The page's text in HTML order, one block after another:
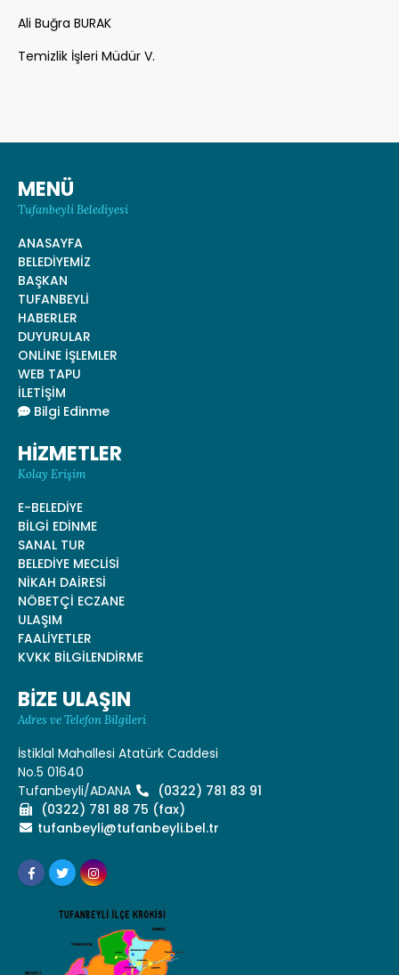
Ali Buğra BURAK
Temizlik İşleri Müdür V.
MENÜ
Tufanbeyli Belediyesi
ANASAYFA
BELEDİYEMİZ
BAŞKAN
TUFANBEYLİ
HABERLER
DUYURULAR
ONLİNE İŞLEMLER
WEB TAPU
İLETİŞİM
Bilgi Edinme
HİZMETLER
Kolay Erişim
E-BELEDİYE
BİLGİ EDİNME
SANAL TUR
BELEDİYE MECLİSİ
NİKAH DAİRESİ
NÖBETÇİ ECZANE
ULAŞIM
FAALİYETLER
KVKK BİLGİLENDİRME
BİZE ULAŞIN
Adres ve Telefon Bilgileri
İstiklal Mahallesi Atatürk Caddesi
No.5 01640
Tufanbeyli/ADANA
(0322) 781 83 91
(0322) 781 88 75 (fax)
tufanbeyli@tufanbeyli.bel.tr